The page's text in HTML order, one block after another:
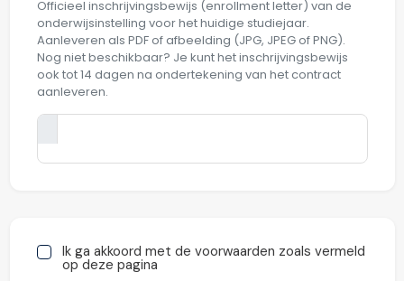
Officieel inschrijvingsbewijs (enrollment letter) van de
onderwijsinstelling voor het huidige studiejaar.
Aanleveren als PDF of afbeelding (JPG, JPEG of PNG).
Nog niet beschikbaar? Je kunt het inschrijvingsbewijs
ook tot 14 dagen na ondertekening van het contract
aanleveren.
Ik ga akkoord met de voorwaarden zoals vermeld
op deze pagina